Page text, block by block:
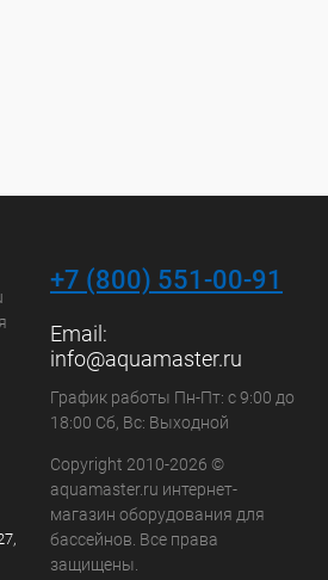
+7 (800) 551-00-91
Email:
info@aquamaster.ru
График работы Пн-Пт: с 9:00 до
18:00 Сб, Вс: Выходной
Copyright 2010-2026 ©
aquamaster.ru интернет-
магазин оборудования для
бассейнов. Все права
защищены.